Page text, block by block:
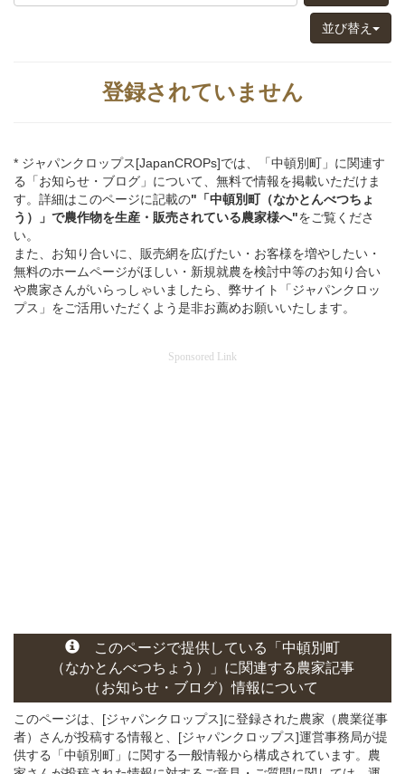
並び替え
登録されていません
* ジャパンクロップス[JapanCROPs]では、「中頓別町」に関連す
る「お知らせ・ブログ」について、無料で情報を掲載いただけま
す。詳細はこのページに記載の"「中頓別町（なかとんべつちょ
う）」 で農作物を生産・販売されている農家様へ"をご覧くださ
い。
また、お知り合いに、販売網を広げたい・お客様を増やしたい・
無料のホームページがほしい・新規就農を検討中等のお知り合い
や農家さんがいらっしゃいましたら、弊サイト「ジャパンクロッ
プス」をご活用いただくよう是非お薦めお願いいたします。
Sponsored Link
このページで提供している
「中頓別町
（なかとんべつちょう）」 に関連する農家記事
（お知らせ・ブログ）情報について
このページは、[ジャパンクロップス]に登録された農家（農業従事
者）さんが投稿する情報と、[ジャパンクロップス]運営事務局が提
供する「中頓別町」に関する一般情報から構成されています。農